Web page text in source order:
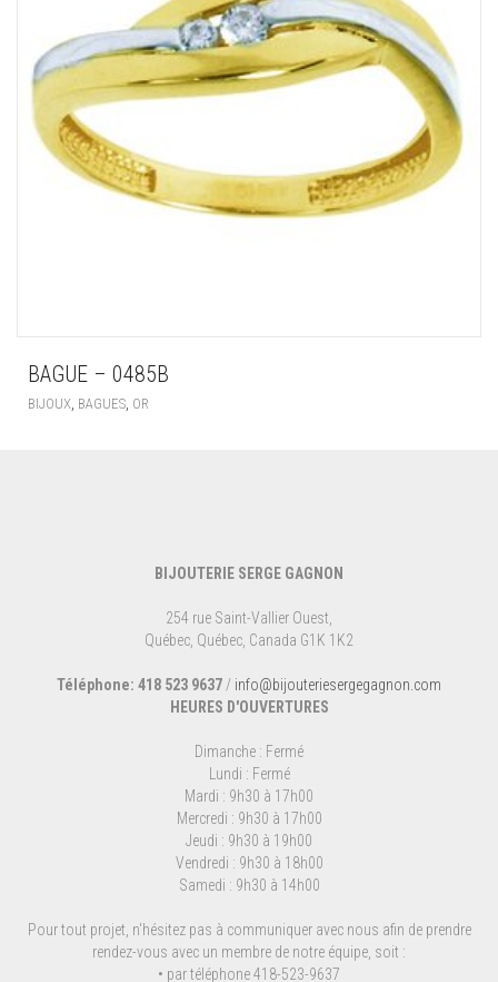
BAGUE – 0485B
BIJOUX BAGUES OR
BIJOUTERIE SERGE GAGNON
254 rue Saint-Vallier Ouest,
Québec, Québec, Canada G1K 1K2
Téléphone: 418 523 9637 / info@bijouteriesergegagnon.com
HEURES D'OUVERTURES
Dimanche : Fermé
Lundi : Fermé
Mardi : 9h30 à 17h00
Mercredi : 9h30 à 17h00
Jeudi : 9h30 à 19h00
Vendredi : 9h30 à 18h00
Samedi : 9h30 à 14h00
Pour tout projet, n'hésitez pas à communiquer avec nous afin de prendre
rendez-vous avec un membre de notre équipe, soit :
• par téléphone 418-523-9637